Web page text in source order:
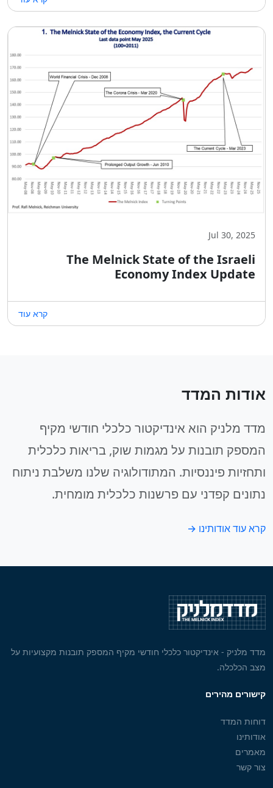
Jul 30, 2025
The Melnick State of the Israeli
Economy Index Update
קרא עוד
אודות המדד
מדד מלניק הוא אינדיקטור כלכלי חודשי מקיף
המספק תובנות על מגמות שוק, בריאות כלכלית
ותחזיות פיננסיות. המתודולוגיה שלנו משלבת ניתוח
נתונים קפדני עם פרשנות כלכלית מומחית.
קרא עוד אודותינו →
מדד מלניק - אינדיקטור כלכלי חודשי מקיף המספק תובנות מקצועיות על
מצב הכלכלה.
קישורים מהירים
דוחות המדד
אודותינו
מאמרים
צור קשר